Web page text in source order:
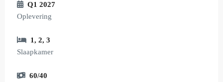
Q1 2027
Oplevering
1, 2, 3
Slaapkamer
60/40